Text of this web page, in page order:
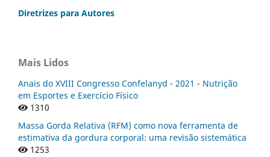
Diretrizes para Autores
Mais Lidos
Anais do XVIII Congresso Confelanyd - 2021 - Nutrição
em Esportes e Exercício Físico
1310
Massa Gorda Relativa (RFM) como nova ferramenta de
estimativa da gordura corporal: uma revisão sistemática
1253